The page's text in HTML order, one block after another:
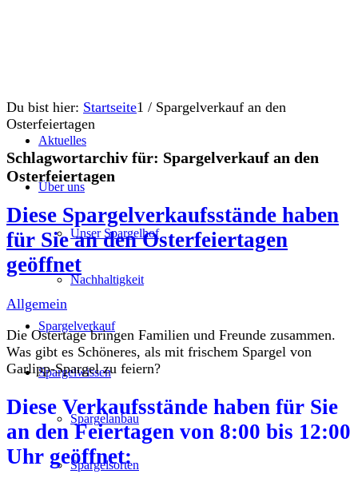
Aktuelles
Über uns
Unser Spargelhof
Nachhaltigkeit
Spargelverkauf
Spargelwissen
Spargelanbau
Spargelsorten
Du bist hier: Startseite1 / Spargelverkauf an den
Osterfeiertagen
Schlagwortarchiv für: Spargelverkauf an den
Osterfeiertagen
Diese Spargelverkaufsstände haben
für Sie an den Osterfeiertagen
geöffnet
Allgemein
Die Ostertage bringen Familien und Freunde zusammen.
Was gibt es Schöneres, als mit frischem Spargel von
Garlipp-Spargel zu feiern?
Diese Verkaufsstände haben für Sie
an den Feiertagen von 8:00 bis 12:00
Uhr geöffnet: